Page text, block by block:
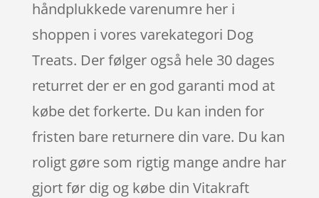
håndplukkede varenumre her i
shoppen i vores varekategori Dog
Treats. Der følger også hele 30 dages
returret der er en god garanti mod at
købe det forkerte. Du kan inden for
fristen bare returnere din vare. Du kan
roligt gøre som rigtig mange andre har
gjort før dig og købe din Vitakraft